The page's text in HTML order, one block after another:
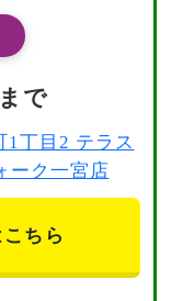
で
丁目2 テラス
ーク一宮店
ちら